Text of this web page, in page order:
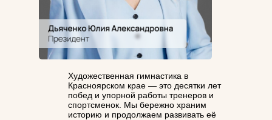
Художественная гимнастика в
Красноярском крае — это десятки лет
побед и упорной работы тренеров и
спортсменок. Мы бережно храним
историю и продолжаем развивать её